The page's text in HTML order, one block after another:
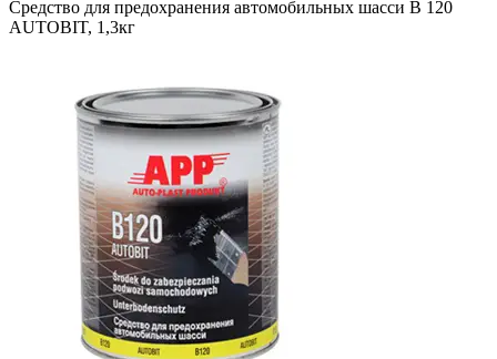
Средство для предохранения автомобильных шасси B 120
AUTOBIT, 1,3кг